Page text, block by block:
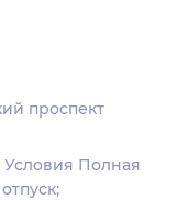
проспект
Полная